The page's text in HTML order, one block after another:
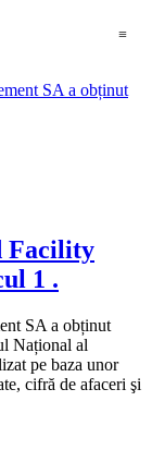
≡
Facility
1 .
SA a obținut
Național al
pe baza unor
cifră de afaceri şi